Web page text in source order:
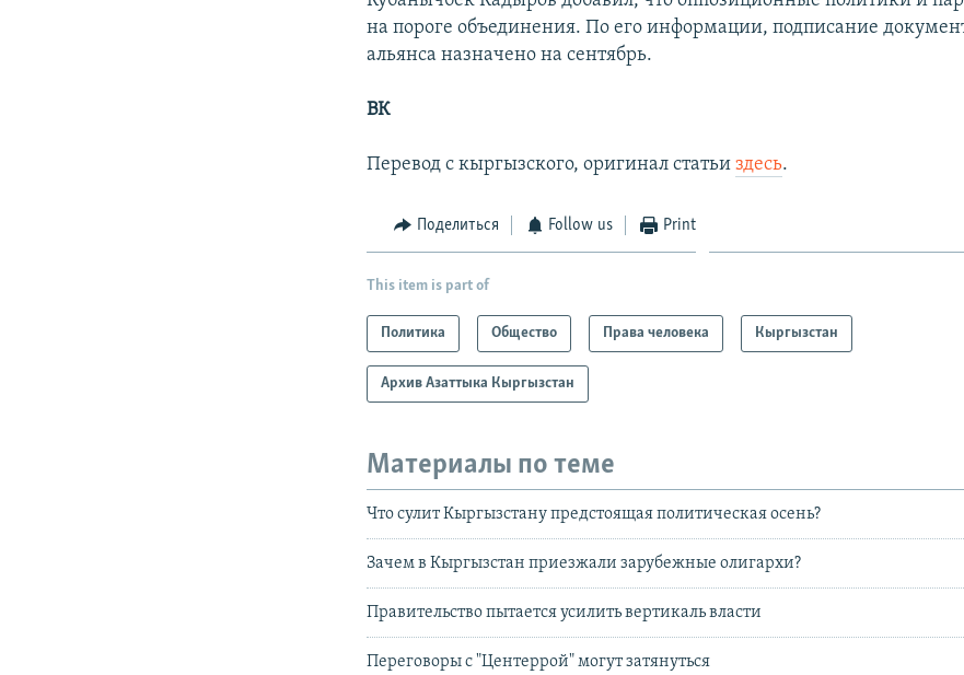
на пороге объединения. По его информации, подписание
альянса назначено на сентябрь.
ВК
Перевод с кыргызского, оригинал статьиздесь.
Поделиться Follow us Print
This item is part of
Политика Общество Права человека Кыргызстан
Архив Азаттыка Кыргызстан
Материалы по теме
Что сулит Кыргызстану предстоящая политическая осень?
Зачем в Кыргызстан приезжали зарубежные олигархи?
Правительство пытается усилить вертикаль власти
Переговоры с "Центеррой" могут затянуться